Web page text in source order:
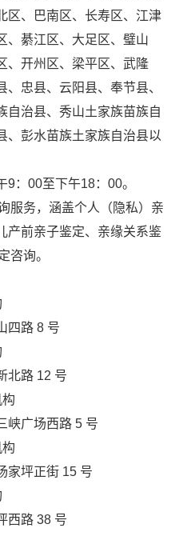
区、巴南区、长寿区、江津
、綦江区、大足区、璧山
、开州区、梁平区、武隆
、忠县、云阳县、奉节县、
自治县、秀山土家族苗族自
、彭水苗族土家族自治县以
：00至下午18：00。
服务，涵盖个人（隐私）亲
产前亲子鉴定、亲缘关系鉴
咨询。
四路 8 号
北路 12 号
峡广场西路 5 号
家坪正街 15 号
西路 38 号